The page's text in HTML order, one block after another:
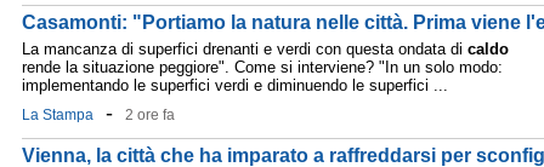
Casamonti: "Portiamo la natura nelle città. Prima viene
La mancanza di superfici drenanti e verdi con questa ondata di caldo
rende la situazione peggiore". Come si interviene? "In un solo modo:
implementando le superfici verdi e diminuendo le superfici ...
La Stampa - 2 ore fa
Vienna, la città che ha imparato a raffreddarsi per